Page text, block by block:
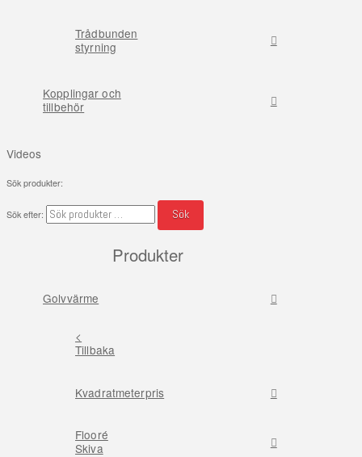
Trådbunden
styrning
Kopplingar och
tillbehör
Videos
Sök produkter:
Sök efter: Sök
Produkter
Golvvärme
<
Tillbaka
Kvadratmeterpris
Flooré
Skiva